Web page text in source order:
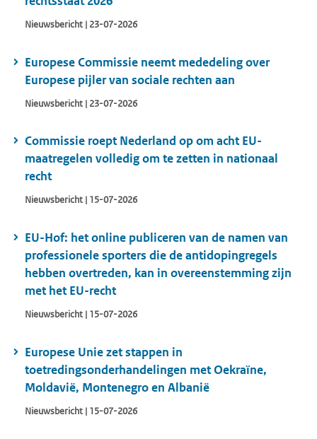
Nieuwsbericht | 23-07-2026
Europese Commissie neemt mededeling over
Europese pijler van sociale rechten aan
Nieuwsbericht | 23-07-2026
Commissie roept Nederland op om acht EU-
maatregelen volledig om te zetten in nationaal
recht
Nieuwsbericht | 15-07-2026
EU-Hof: het online publiceren van de namen van
professionele sporters die de antidopingregels
hebben overtreden, kan in overeenstemming zijn
met het EU-recht
Nieuwsbericht | 15-07-2026
Europese Unie zet stappen in
toetredingsonderhandelingen met Oekraïne,
Moldavië, Montenegro en Albanië
Nieuwsbericht | 15-07-2026